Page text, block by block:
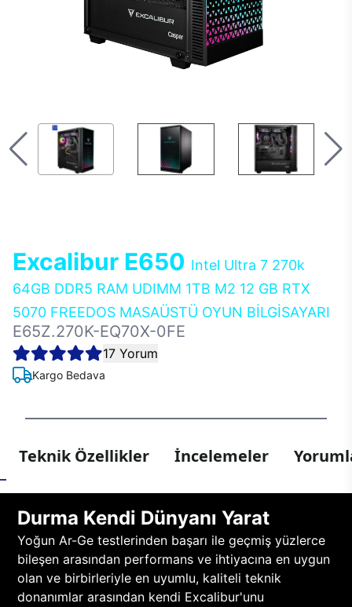
Excalibur E650 Intel Ultra 7 270k
64GB DDR5 RAM UDIMM 1TB M2 12 GB RTX
5070 FREEDOS MASAÜSTÜ OYUN BİLGİSAYARI
E65Z.270K-EQ70X-0FE
17 Yorum
Kargo Bedava
Teknik Özellikler İncelemeler
Durma Kendi Dünyanı Yarat
Yoğun Ar-Ge testlerinden başarı ile geçmiş yüzlerce
bileşen arasından performans ve ihtiyacına en uygun
olan ve birbirleriyle en uyumlu, kaliteli teknik
donanımlar arasından kendi Excalibur'unu